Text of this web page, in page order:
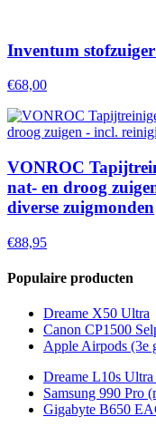
Inventum
€68,00
VONROC
nat- en droog
diverse zuigmonden
€88,95
Populaire producten
Dreame X50 Ultra
Canon CP1500
Apple Airpods (3e
Dreame L10s Ultra
Samsung 990 Pro
Gigabyte B650